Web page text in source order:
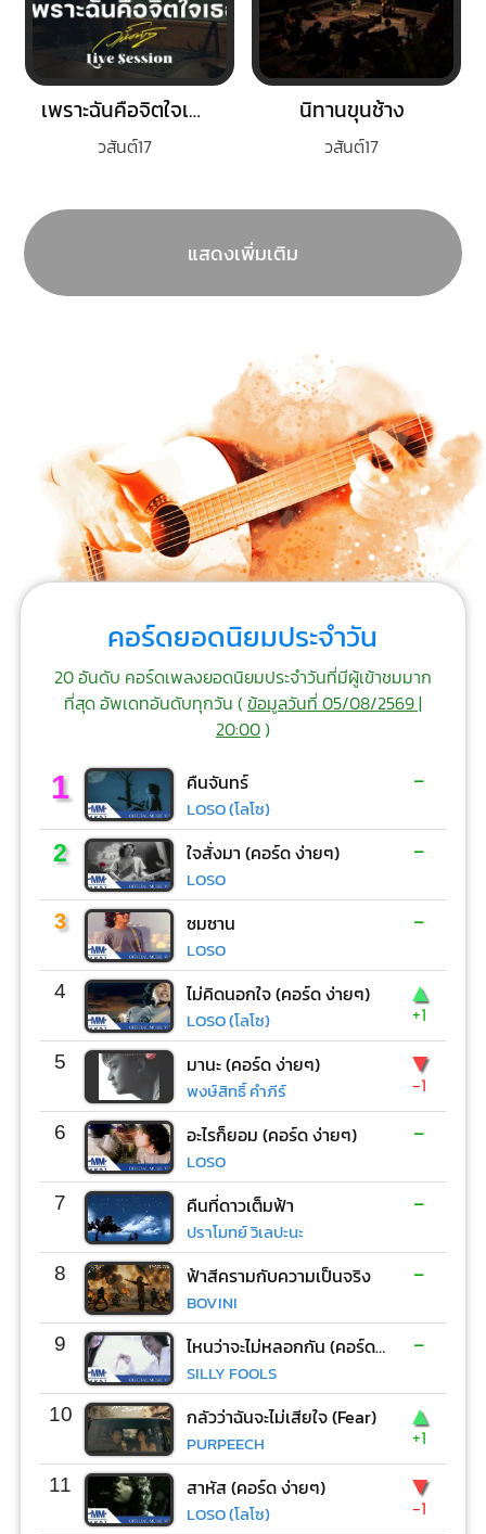
เพราะฉันคือจิตใจเธอ
วสันต์17
นิทานขุนช้าง
วสันต์17
แสดงเพิ่มเติม
คอร์ดยอดนิยมประจำวัน
20 อันดับ คอร์ดเพลงยอดนิยมประจำวันที่มีผู้เข้าชมมาก
ที่สุด อัพเดทอันดับทุกวัน (ข้อมูลวันที่ 05/08/2569 |
20:00)
1 คืนจันทร์
LOSO (โลโซ)
-
2 ใจสั่งมา (คอร์ด ง่ายๆ)
LOSO
-
3 ซมซาน
LOSO
-
4 ไม่คิดนอกใจ (คอร์ด ง่ายๆ)
LOSO (โลโซ)
▲
+1
5 มานะ (คอร์ด ง่ายๆ)
พงษ์สิทธิ์ คำภีร์
▼
-1
6 อะไรก็ยอม (คอร์ด ง่ายๆ)
LOSO
-
7 คืนที่ดาวเต็มฟ้า
ปราโมทย์ วิเลปะนะ
-
8 ฟ้าสีครามกับความเป็นจริง
BOVINI
-
9 ไหนว่าจะไม่หลอกกัน (คอร์ด ง่ายๆ)
SILLY FOOLS
-
10 กลัวว่าฉันจะไม่เสียใจ (Fear)
PURPEECH
▲
+1
11 สาหัส (คอร์ด ง่ายๆ)
LOSO (โลโซ)
▼
-1